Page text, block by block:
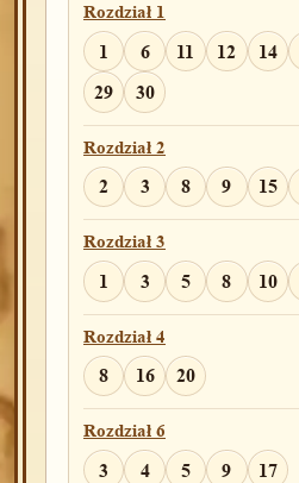
Rozdział 1
1 6 11 12 14
29
30
Rozdział 2
2 3 8 9 15
Rozdział 3
1 3 5 8 10
Rozdział 4
8 16 20
Rozdział 6
3 4 5 9 17